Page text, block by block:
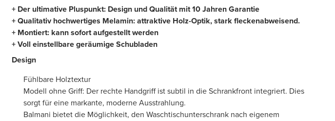
+ Der ultimative Pluspunkt: Design und Qualität mit 10 Jahren Garantie
+ Qualitativ hochwertiges Melamin: attraktive Holz-Optik, stark fleckenabweisend.
+ Montiert: kann sofort aufgestellt werden
+ Voll einstellbare geräumige Schubladen
Design
Fühlbare Holztextur
Modell ohne Griff: Der rechte Handgriff ist subtil in die Schrankfront integriert. Dies
sorgt für eine markante, moderne Ausstrahlung.
Balmani bietet die Möglichkeit, den Waschtischunterschrank nach eigenem